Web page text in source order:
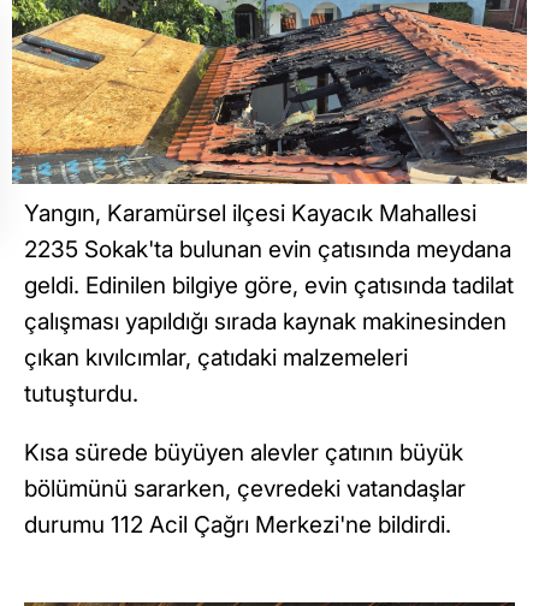
Yangın, Karamürsel ilçesi Kayacık Mahallesi
2235 Sokak'ta bulunan evin çatısında meydana
geldi. Edinilen bilgiye göre, evin çatısında tadilat
çalışması yapıldığı sırada kaynak makinesinden
çıkan kıvılcımlar, çatıdaki malzemeleri
tutuşturdu.
Kısa sürede büyüyen alevler çatının büyük
bölümünü sararken, çevredeki vatandaşlar
durumu 112 Acil Çağrı Merkezi'ne bildirdi.